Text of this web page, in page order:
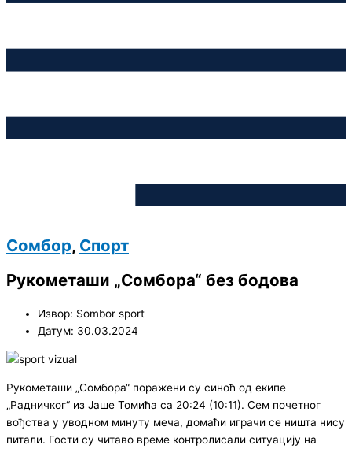
Сомбор, Спорт
Рукометаши „Сомбора“ без бодова
Извор: Sombor sport
Датум: 30.03.2024
Рукометаши „Сомбора“ поражени су синоћ од екипе
„Радничког“ из Јаше Томића са 20:24 (10:11). Сем почетног
вођства у уводном минуту меча, домаћи играчи се ништа нису
питали. Гости су читаво време контролисали ситуацију на